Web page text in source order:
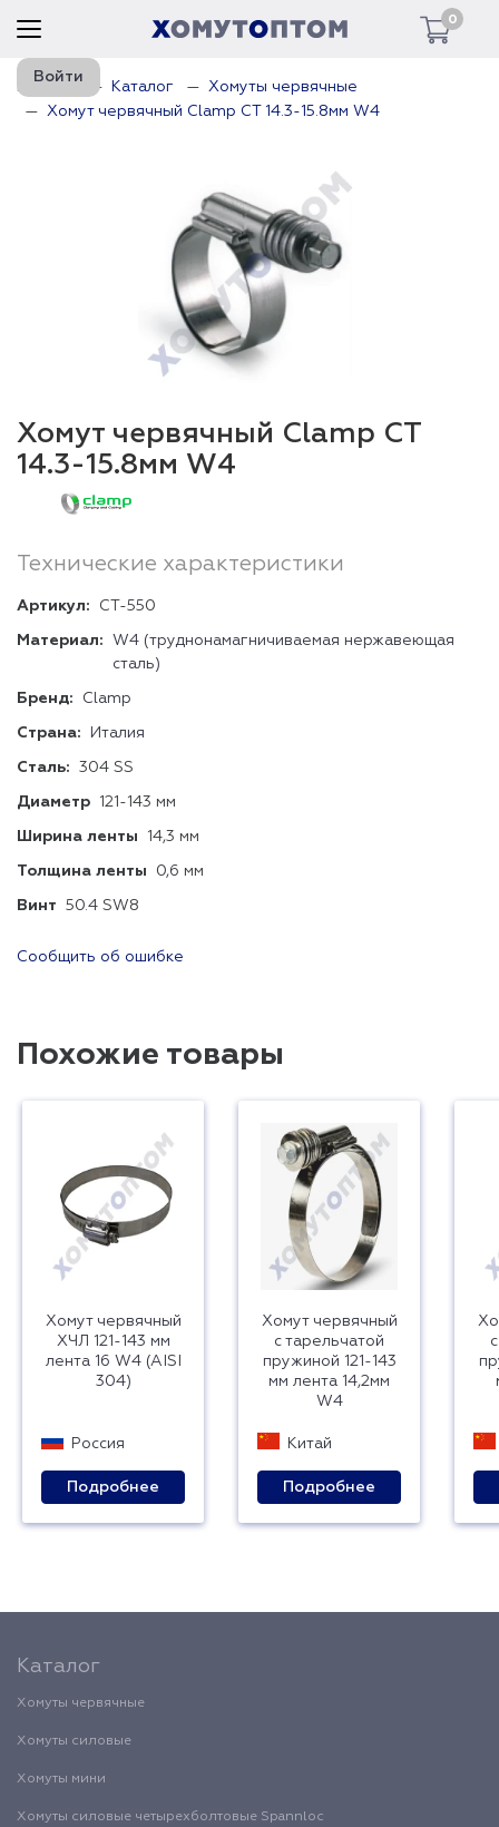
0
Войти
Главная Каталог
Хомуты червячные
Хомут червячный Clamp CT 14.3-15.8мм W4
Хомут червячный Clamp CT
14.3-15.8мм W4
Технические характеристики
Артикул: CT-550
Материал:
W4 (труднонамагничиваемая нержавеющая
сталь)
Бренд: Clamp
Страна: Италия
Сталь: 304 SS
Диаметр 121-143 мм
Ширина ленты 14,3 мм
Толщина ленты 0,6 мм
Винт 50.4 SW8
Сообщить об ошибке
Похожие товары
Хомут червячный
ХЧЛ 121-143 мм
лента 16 W4 (AISI
304)
Россия
Подробнее
Хомут червячный
с тарельчатой
пружиной 121-143
мм лента 14,2мм
W4
Китай
Подробнее
Каталог
Хомуты червячные
Хомуты силовые
Хомуты мини
Хомуты силовые четырехболтовые Spannloc